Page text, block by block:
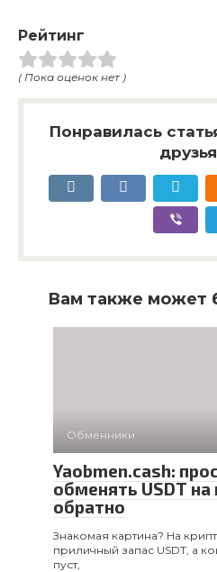
Рейтинг
( Пока оценок нет )
Понравилась
Вам также может
Обменники
Yaobmen.cash:
обменять USDT на
обратно
Знакомая картина? На
приличный запас USDT, а
пуст,